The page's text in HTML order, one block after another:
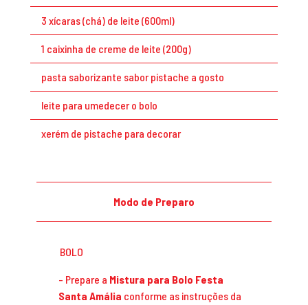
3 xícaras (chá) de leite (600ml)
1 caixinha de creme de leite (200g)
pasta saborizante sabor pistache a gosto
leite para umedecer o bolo
xerém de pistache para decorar
Modo de Preparo
BOLO
Prepare a Mistura para Bolo Festa
Santa Amália conforme as instruções da